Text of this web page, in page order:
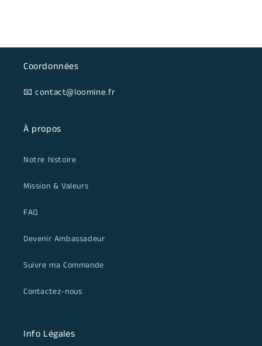
Coordonnées
📧 contact@loomine.fr
À propos
Notre histoire
Mission & Valeurs
FAQ
Devenir Ambassadeur
Suivre ma Commande
Contactez-nous
Info Légales